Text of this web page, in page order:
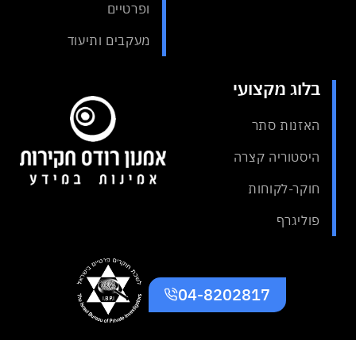
04-8202817
ופרטיים
מעקבים ותיעוד
בלוג מקצועי
האזנות סתר
היסטוריה קצרה
חוקר-לקוחות
פוליגרף
כל הזכויות שמורות אמנון רודס